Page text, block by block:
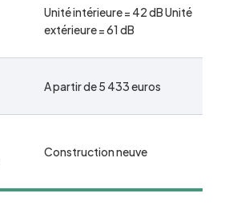
Unité intérieure = 42 dB Unité
extérieure = 61 dB
A partir de 5 433 euros
Construction neuve